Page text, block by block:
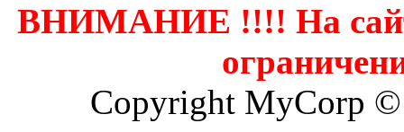
ВНИМАНИЕ !!!! На
Copyright MyCorp